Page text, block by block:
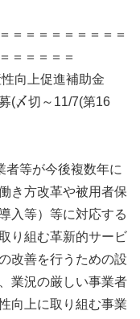
＝＝＝＝＝＝＝＝＝
＝＝＝＝＝
向上促進補助金
(〆切～11/7(第16
者等が今後複数年に
き方改革や被用者保
入等）等に対応する
り組む革新的サービ
改善を行うための設
業況の厳しい事業者
向上に取り組む事業